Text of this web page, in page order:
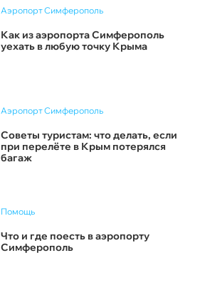
Аэропорт Симферополь
Как из аэропорта Симферополь
уехать в любую точку Крыма
Аэропорт Симферополь
Советы туристам: что делать, если
при перелёте в Крым потерялся
багаж
Помощь
Что и где поесть в аэропорту
Симферополь